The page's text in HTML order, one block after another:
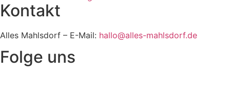
Kontakt
Alles Mahlsdorf – E-Mail: hallo@alles-mahlsdorf.de
Folge uns